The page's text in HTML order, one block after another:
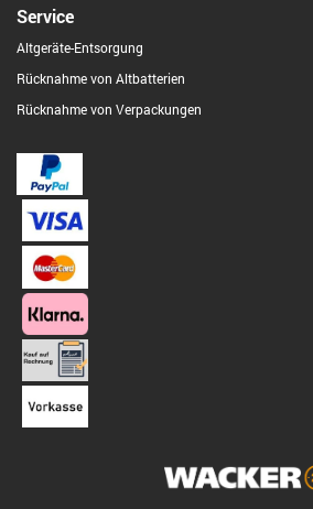
Service
Altgeräte-Entsorgung
Rücknahme von Altbatterien
Rücknahme von Verpackungen